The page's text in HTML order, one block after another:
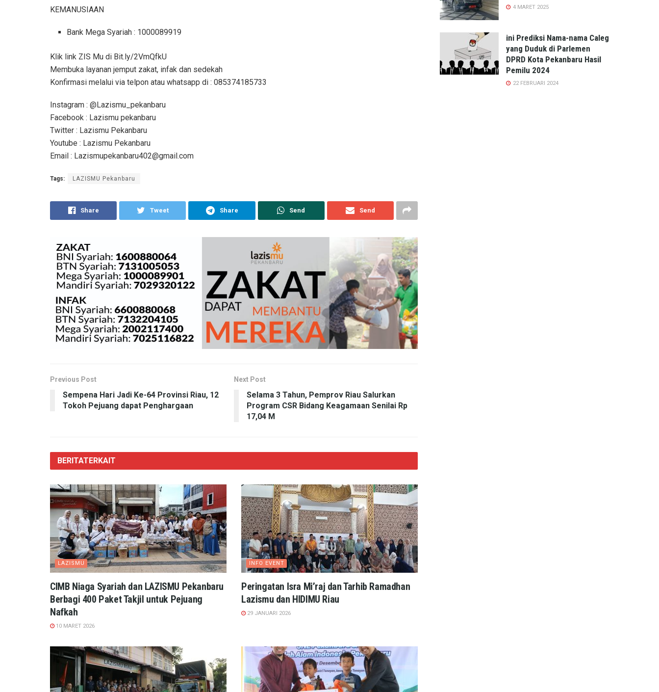
KEMANUSIAAN
Bank Mega Syariah : 1000089919
Klik link ZIS Mu di Bit.ly/2VmQfkU
Membuka layanan jemput zakat, infak dan sedekah
Konfirmasi melalui via telpon atau whatsapp di : 085374185733
Instagram : @Lazismu_pekanbaru
Facebook : Lazismu pekanbaru
Twitter : Lazismu Pekanbaru
Youtube : Lazismu Pekanbaru
Email : Lazismupekanbaru402@gmail.com
Tags: LAZISMU Pekanbaru
Share Tweet Share Send Send
Previous Post
Sempena Hari Jadi Ke-64 Provinsi Riau, 12
Tokoh Pejuang dapat Penghargaan
Next Post
Selama 3 Tahun, Pemprov Riau Salurkan
Program CSR Bidang Keagamaan Senilai Rp
17,04 M
BERITATERKAIT
LAZISMU
CIMB Niaga Syariah dan LAZISMU Pekanbaru
Berbagi 400 Paket Takjil untuk Pejuang
Nafkah
10 MARET 2026
INFO EVENT
Peringatan Isra Mi’raj dan Tarhib Ramadhan
Lazismu dan HIDIMU Riau
29 JANUARI 2026
4 MARET 2025
ini Prediksi Nama-nama Caleg
yang Duduk di Parlemen
DPRD Kota Pekanbaru Hasil
Pemilu 2024
22 FEBRUARI 2024